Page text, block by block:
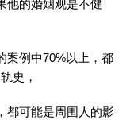
他的婚姻观是不健
案例中70%以上，都
史，
都可能是周围人的影